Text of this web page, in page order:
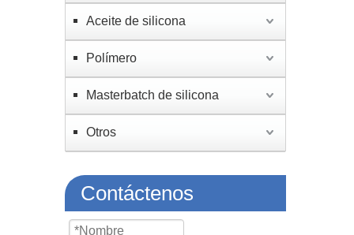
Aceite de silicona
Polímero
Masterbatch de silicona
Otros
Contáctenos